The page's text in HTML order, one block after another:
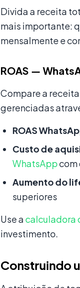
Divida a receita
mais importante:
mensalmente e
ROAS —
Compare a
gerenciadas
ROAS
Custo de
WhatsAppcom
Aumento do
superiores
Use acalculadora
investimento.
Construindo